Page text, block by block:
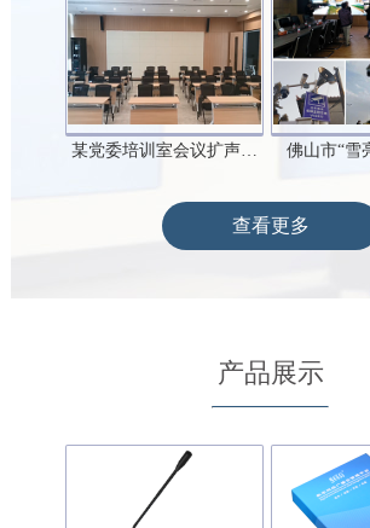
某党委培训室会议扩声… 佛山市“雪
查看更多
产品展示